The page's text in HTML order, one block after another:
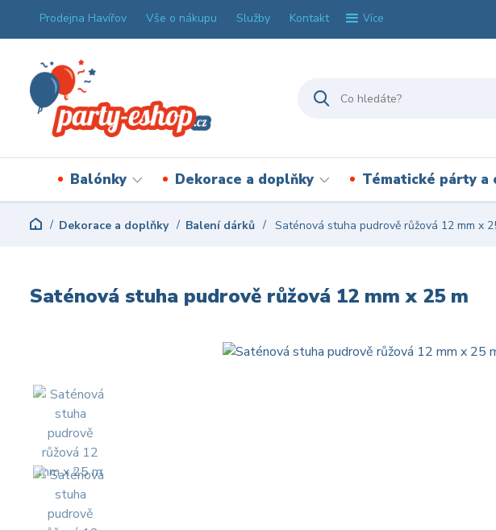
Prodejna Havířov Vše o nákupu Služby Kontakt Více
Balónky Dekorace a doplňky Tématické párty a
Dekorace a doplňky Balení dárků Saténová stuha pudrově růžová 12 mm x
Saténová stuha pudrově růžová 12 mm x 25 m